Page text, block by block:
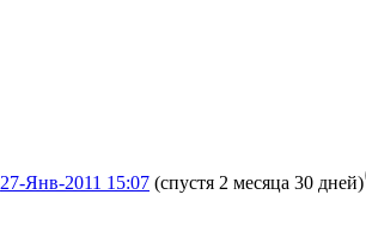
27-Янв-2011 15:07 (спустя 2 месяца 30 дней)